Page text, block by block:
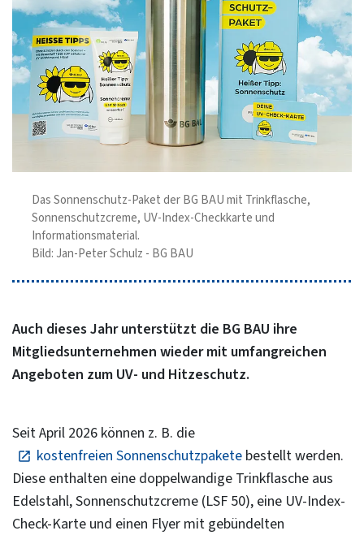
Das Sonnenschutz-Paket der BG BAU mit Trinkflasche,
Sonnenschutzcreme, UV-Index-Checkkarte und
Informationsmaterial.
Bild: Jan-Peter Schulz - BG BAU
Auch dieses Jahr unterstützt die BG BAU ihre
Mitgliedsunternehmen wieder mit umfangreichen
Angeboten zum UV- und Hitzeschutz.
Seit April 2026 können z. B. die
kostenfreien Sonnenschutzpakete bestellt werden.
Diese enthalten eine doppelwandige Trinkflasche aus
Edelstahl, Sonnenschutzcreme (LSF 50), eine UV-Index-
Check-Karte und einen Flyer mit gebündelten